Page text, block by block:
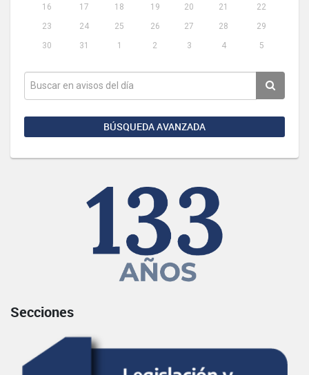
16
17 18 19 20 21
22
23
24 25 26 27 28
29
30
31 1 2 3 4 5
BÚSQUEDA AVANZADA
Secciones